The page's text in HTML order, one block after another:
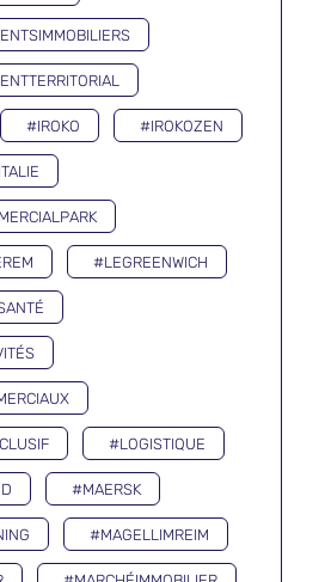
#IROKO #IROKOZEN
#LEGREENWICH
#LOGISTIQUE
#MAERSK
#MAGELLIMREIM